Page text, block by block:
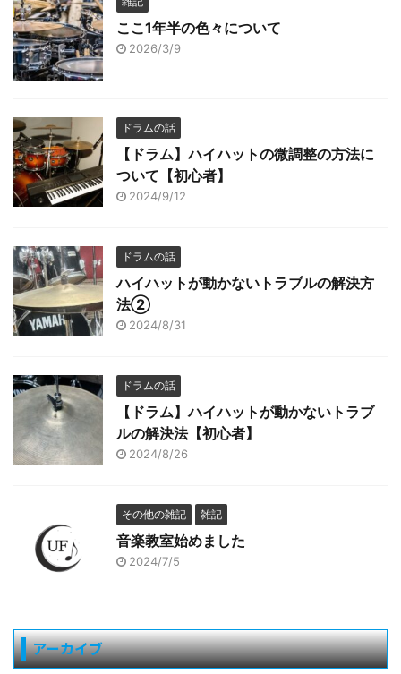
ここ1年半の色々について
2026/3/9
ドラムの話
【ドラム】ハイハットの微調整の方法に
ついて【初心者】
2024/9/12
ドラムの話
ハイハットが動かないトラブルの解決方
法②
2024/8/31
ドラムの話
【ドラム】ハイハットが動かないトラブ
ルの解決法【初心者】
2024/8/26
その他の雑記 雑記
音楽教室始めました
2024/7/5
アーカイブ